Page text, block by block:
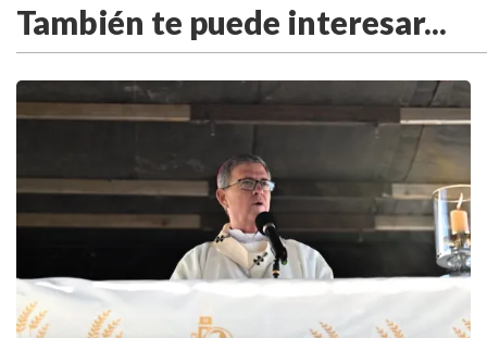
También te puede interesar...